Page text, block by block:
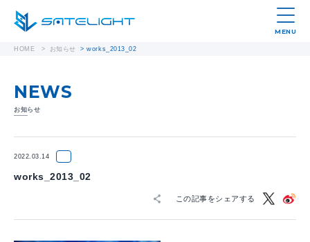
MENU
HOME > お知らせ >works_2013_02
NEWS
お知らせ
2022.03.14
works_2013_02
この記事をシェアする